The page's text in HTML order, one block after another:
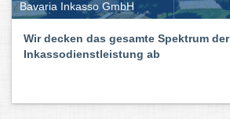
Bavaria Inkasso GmbH
Wir decken das gesamte Spektrum der
Inkassodienstleistung ab